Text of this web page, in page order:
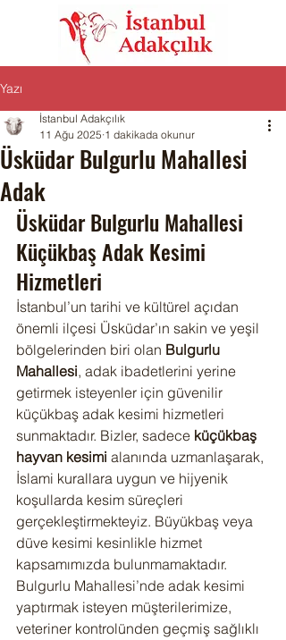
Yazı
Üsküdar Bulgurlu Mahallesi
Adak
İstanbul Adakçılık
11 Ağu 2025 1 dakikada okunur
Üsküdar Bulgurlu Mahallesi
Küçükbaş Adak Kesimi
Hizmetleri
İstanbul’un tarihi ve kültürel açıdan
önemli ilçesi Üsküdar’ın sakin ve yeşil
bölgelerinden biri olan Bulgurlu
Mahallesi, adak ibadetlerini yerine
getirmek isteyenler için güvenilir
küçükbaş adak kesimi hizmetleri
sunmaktadır. Bizler, sadece küçükbaş
hayvan kesimi alanında uzmanlaşarak,
İslami kurallara uygun ve hijyenik
koşullarda kesim süreçleri
gerçekleştirmekteyiz. Büyükbaş veya
düve kesimi kesinlikle hizmet
kapsamımızda bulunmamaktadır.
Bulgurlu Mahallesi’nde adak kesimi
yaptırmak isteyen müşterilerimize,
veteriner kontrolünden geçmiş sağlıklı